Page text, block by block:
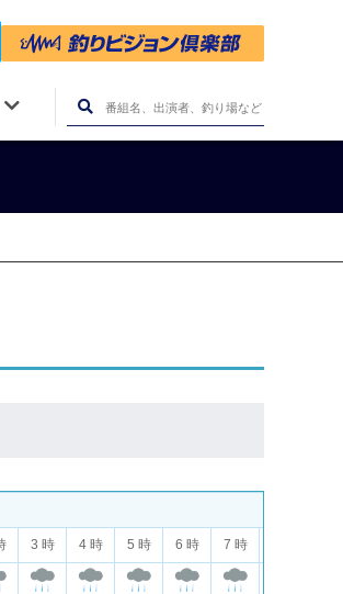
3 時 4 時 5 時 6 時 7 時